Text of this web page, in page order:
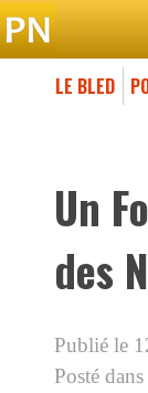
LE BLED
Un
des
Publié le
Posté